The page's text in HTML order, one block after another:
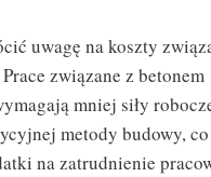
uwagę na koszty
związane z betonem
mniej siły
metody budowy, co
na zatrudnienie